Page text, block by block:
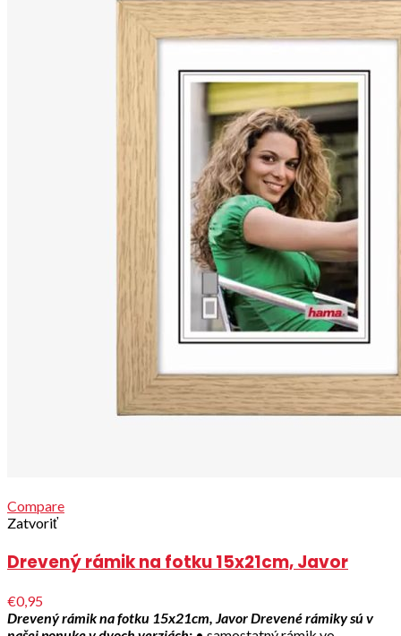
Compare
Zatvoriť
Drevený rámik na fotku 15x21cm, Javor
€0,95
Drevený rámik na fotku 15x21cm, JavorDrevené rámiky sú v